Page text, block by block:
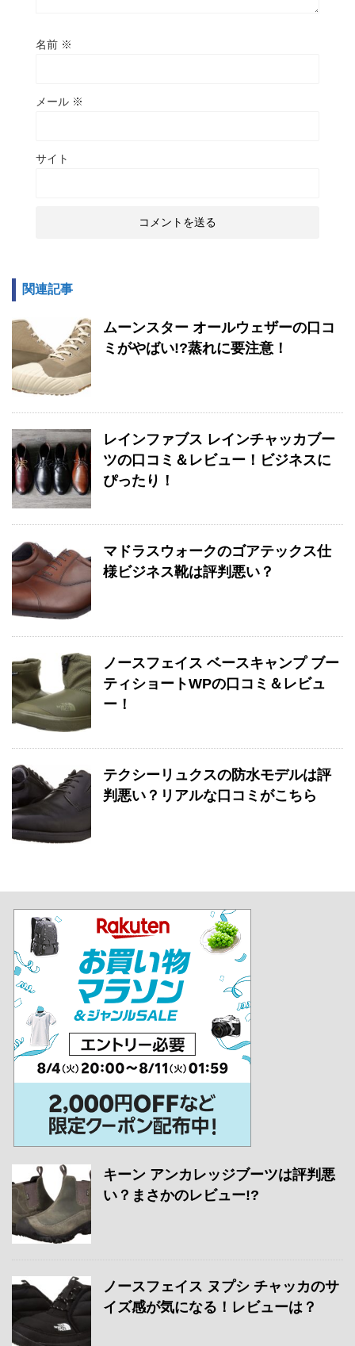
名前 ※
メール ※
サイト
関連記事
ムーンスター オールウェザーの口コ
ミがやばい!?蒸れに要注意！
レインファブス レインチャッカブー
ツの口コミ＆レビュー！ビジネスに
ぴったり！
マドラスウォークのゴアテックス仕
様ビジネス靴は評判悪い？
ノースフェイス ベースキャンプ ブー
ティショートWPの口コミ＆レビュ
ー！
テクシーリュクスの防水モデルは評
判悪い？リアルな口コミがこちら
キーン アンカレッジブーツは評判悪
い？まさかのレビュー!?
ノースフェイス ヌプシ チャッカのサ
イズ感が気になる！レビューは？